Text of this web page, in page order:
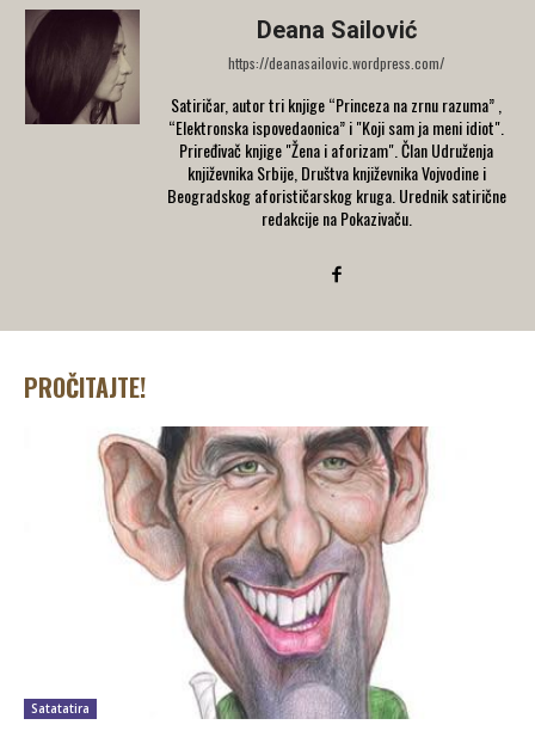
Deana Sailović
https://deanasailovic.wordpress.com/
Satiričar, autor tri knjige “Princeza na zrnu razuma” ,
“Elektronska ispovedaonica” i "Koji sam ja meni idiot".
Priređivač knjige "Žena i aforizam". Član Udruženja
književnika Srbije, Društva književnika Vojvodine i
Beogradskog aforističarskog kruga. Urednik satirične
redakcije na Pokazivaču.
PROČITAJTE!
Satatatira